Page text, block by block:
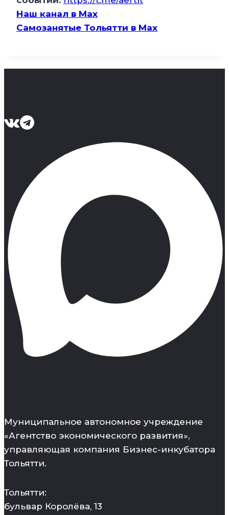
Наш канал в Мax
Самозанятые Тольятти в Max
Муниципальное автономное учреждение
«Агентство экономического развития»,
управляющая компания Бизнес-инкубатора
Тольятти.
Тольятти:
бульвар Королёва, 13